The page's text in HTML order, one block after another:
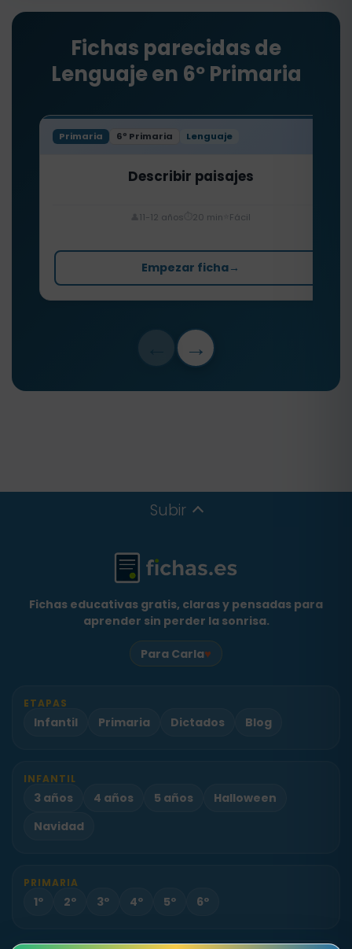
Fichas parecidas de
Lenguaje en 6º Primaria
Primaria 6º Primaria Lenguaje
Describir paisajes
11-12 años 20 min Fácil
Empezar ficha→
→
Subir
Fichas educativas gratis, claras y pensadas para
aprender sin perder la sonrisa.
Para Carla♥
ETAPAS
Infantil Primaria Dictados Blog
INFANTIL
3 años 4 años 5 años
Halloween
Navidad
PRIMARIA
1º 2º 3º 4º 5º 6º